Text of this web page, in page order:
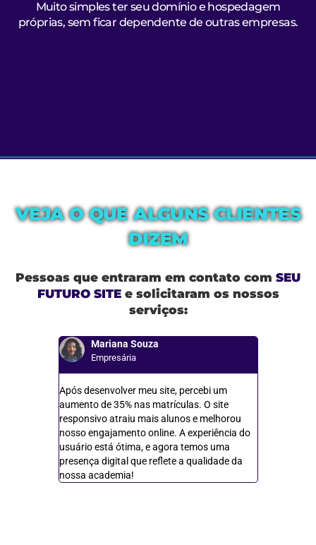
Muito simples ter seu domínio e hospedagem
próprias, sem ficar dependente de outras empresas.
VEJA O QUE ALGUNS CLIENTES
DIZEM
Pessoas que entraram em contato com SEU
FUTURO SITE e solicitaram os nossos
serviços:
Mariana Souza
Empresária
Após desenvolver meu site, percebi um
aumento de 35% nas matrículas. O site
responsivo atraiu mais alunos e melhorou
nosso engajamento online. A experiência do
usuário está ótima, e agora temos uma
presença digital que reflete a qualidade da
nossa academia!